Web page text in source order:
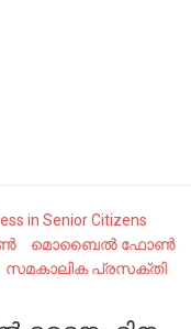
in Senior Citizens
മൊബൈൽ ഫോൺ
സമകാലിക പ്രസക്തി